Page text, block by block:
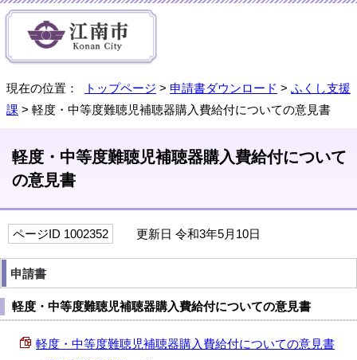
現在の位置： トップページ > 申請書ダウンロード > ふくし支援
課 > 軽度・中等度難聴児補聴器購入費給付についての意見書
軽度・中等度難聴児補聴器購入費給付について
の意見書
ページID 1002352 更新日 令和3年5月10日
申請書
軽度・中等度難聴児補聴器購入費給付についての意見書
軽度・中等度難聴児補聴器購入費給付についての意見書